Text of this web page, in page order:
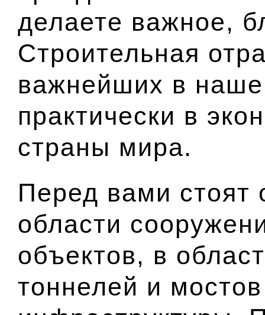
делаете важное,
Строительная
важнейших в
практически в
страны мира.
Перед вами стоят
области
объектов, в
тоннелей и